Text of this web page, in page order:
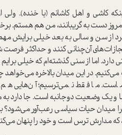
کاشی و اهل کاشانم (با خنده).
دست به گریبانند، من هم هستم.
سن و سالی به بعد خیلی برایش
آن‌چنانی کنند و حداکثر
اما از سنی گذشته‌ام که خیلی
در این میدان بالاخره
ما فقط نمی‌ترسیم؛ آن‌هایی
وضعیت دوجانبه است. جا دارد به
میدان حیات سیاسی رعب‌آور
که مدارش ترس است و خود را پنهان